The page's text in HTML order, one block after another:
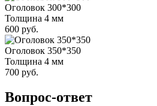
Оголовок 300*300
Толщина 4 мм
600 руб.
Оголовок 350*350
Толщина 4 мм
700 руб.
Вопрос-ответ